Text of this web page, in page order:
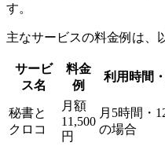
す。
主なサービスの料金例は、
サービ
ス名
料金
例
利用時間
秘書と
クロコ
月額
11,500
円
月5時間・
の場合